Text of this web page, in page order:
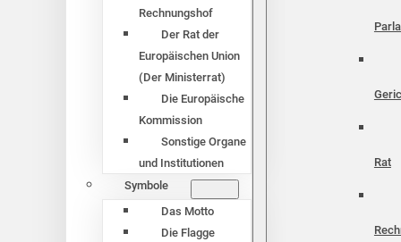
Rechnungshof
Der Rat der
Europäischen Union
(Der Ministerrat)
Die Europäische
Kommission
Sonstige Organe
und Institutionen
Symbole
Das Motto
Die Flagge
Rat